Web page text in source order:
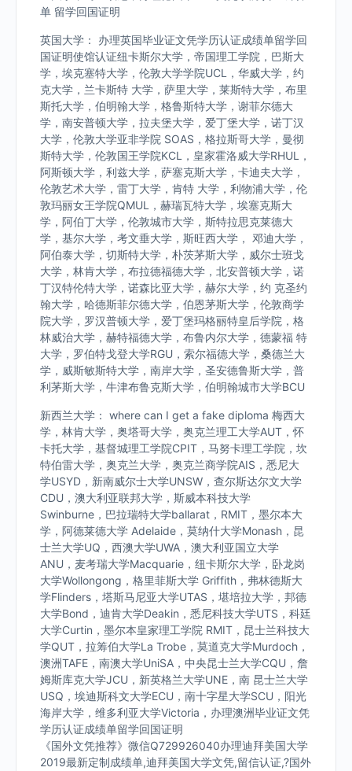
单 留学回国证明
英国大学： 办理英国毕业证文凭学历认证成绩单留学回
国证明使馆认证纽卡斯尔大学，帝国理工学院，巴斯大
学，埃克塞特大学，伦敦大学学院UCL，华威大学，约
克大学，兰卡斯特 大学，萨里大学，莱斯特大学，布里
斯托大学，伯明翰大学，格鲁斯特大学，谢菲尔德大
学，南安普顿大学，拉夫堡大学，爱丁堡大学，诺丁汉
大学，伦敦大学亚非学院 SOAS，格拉斯哥大学，曼彻
斯特大学，伦敦国王学院KCL，皇家霍洛威大学RHUL，
阿斯顿大学，利兹大学，萨塞克斯大学，卡迪夫大学，
伦敦艺术大学，雷丁大学，肯特 大学，利物浦大学，伦
敦玛丽女王学院QMUL，赫瑞瓦特大学，埃塞克斯大
学，阿伯丁大学，伦敦城市大学，斯特拉思克莱德大
学，基尔大学，考文垂大学，斯旺西大学， 邓迪大学，
阿伯泰大学，切斯特大学，朴茨茅斯大学，威尔士班戈
大学，林肯大学，布拉德福德大学，北安普顿大学，诺
丁汉特伦特大学，诺森比亚大学，赫尔大学，约 克圣约
翰大学，哈德斯菲尔德大学，伯恩茅斯大学，伦敦商学
院大学，罗汉普顿大学，爱丁堡玛格丽特皇后学院，格
林威治大学，赫特福德大学，布鲁内尔大学，德蒙福 特
大学，罗伯特戈登大学RGU，索尔福德大学，桑德兰大
学，威斯敏斯特大学，南岸大学，圣安德鲁斯大学，普
利茅斯大学，牛津布鲁克斯大学，伯明翰城市大学BCU
新西兰大学： where can I get a fake diploma 梅西大
学，林肯大学，奥塔哥大学，奥克兰理工大学AUT，怀
卡托大学，基督城理工学院CPIT，马努卡理工学院，坎
特伯雷大学，奥克兰大学，奥克兰商学院AIS，悉尼大
学USYD，新南威尔士大学UNSW，查尔斯达尔文大学
CDU，澳大利亚联邦大学，斯威本科技大学
Swinburne，巴拉瑞特大学ballarat，RMIT，墨尔本大
学，阿德莱德大学 Adelaide，莫纳什大学Monash，昆
士兰大学UQ，西澳大学UWA，澳大利亚国立大学
ANU，麦考瑞大学Macquarie，纽卡斯尔大学，卧龙岗
大学Wollongong，格里菲斯大学 Griffith，弗林德斯大
学Flinders，塔斯马尼亚大学UTAS，堪培拉大学，邦德
大学Bond，迪肯大学Deakin，悉尼科技大学UTS，科廷
大学Curtin，墨尔本皇家理工学院 RMIT，昆士兰科技大
学QUT，拉筹伯大学La Trobe，莫道克大学Murdoch，
澳洲TAFE，南澳大学UniSA，中央昆士兰大学CQU，詹
姆斯库克大学JCU，新英格兰大学UNE，南 昆士兰大学
USQ，埃迪斯科文大学ECU，南十字星大学SCU，阳光
海岸大学，维多利亚大学Victoria，办理澳洲毕业证文凭
学历认证成绩单留学回国证明
《国外文凭推荐》微信Q729926040办理迪拜美国大学
2019最新定制成绩单,迪拜美国大学文凭,留信认证,?国外